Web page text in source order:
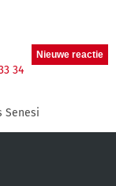
34
Senesi